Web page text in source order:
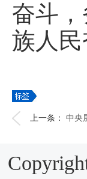
奋斗
族人
上一条： 中央